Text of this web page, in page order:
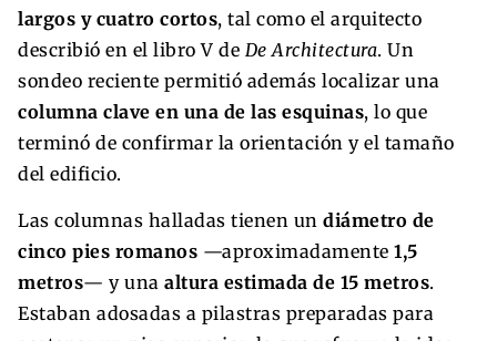
largos y cuatro cortos, tal como el arquitecto
describió en el libro V de De Architectura. Un
sondeo reciente permitió además localizar una
columna clave en una de las esquinas, lo que
terminó de confirmar la orientación y el tamaño
del edificio.
Las columnas halladas tienen un diámetro de
cinco pies romanos —aproximadamente 1,5
metros— y una altura estimada de 15 metros.
Estaban adosadas a pilastras preparadas para